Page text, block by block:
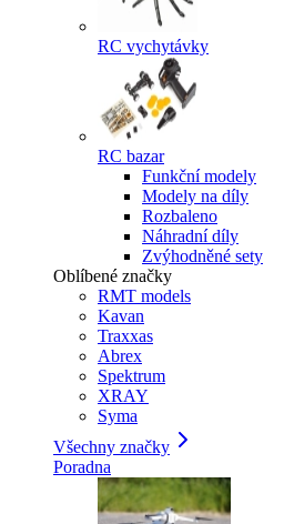
RC vychytávky
RC bazar
Funkční modely
Modely na díly
Rozbaleno
Náhradní díly
Zvýhodněné sety
Oblíbené značky
RMT models
Kavan
Traxxas
Abrex
Spektrum
XRAY
Syma
Všechny značky
Poradna